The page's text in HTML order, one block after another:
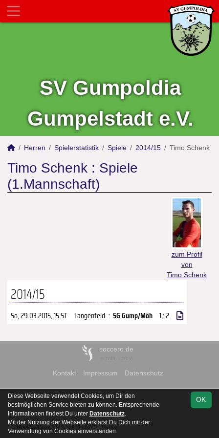
SV Gumpoldia
Gumpelstadt e.V.
Herren Spielerstatistik Spiele 2014/15 Timo Schenk
Timo Schenk : Spiele
(1.Mannschaft)
zum Profil
von
Timo Schenk
2014/15
So, 29.03.2015, 15.ST Langenfeld : SG Gump/Möh 1 : 2
soccero.de
Kontakt Impressum Datenschutz
OK
Diese Webseite verwendet Cookies, um Dir den
bestmöglichen Service bieten zu können. Entsprechende
Informationen findest Du unter Datenschutz.
Mit der Nutzung der Webseite erklärst Du Dich mit der
Verwendung von Cookies einverstanden.